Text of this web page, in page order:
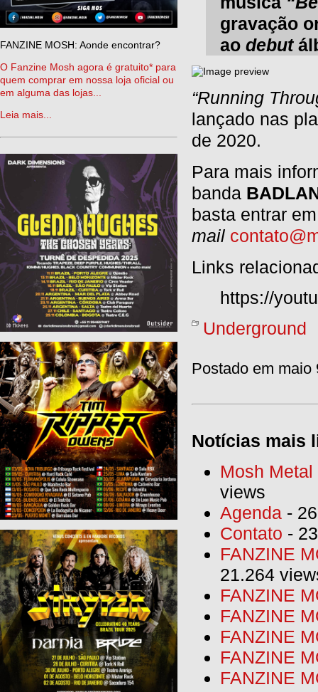
FANZINE MOSH: Aonde encontrar?
O Fanzine Mosh agora é gratuito* para
quem comprar em nossa loja oficial ou
em alguma das lojas...
Leia mais...
gravação
ao debut
“Running
lançado nas
de 2020.
Para mais
banda
basta entrar
mail
Links
https://
Underground
Postado em maio
Notícias mais
Mosh
views
Agenda -
Contato -
FANZINE
21.264
FANZINE
FANZINE
FANZINE
FANZINE
FANZINE